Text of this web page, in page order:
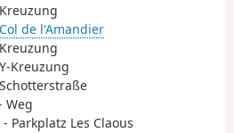
Col de l'Amandier
Kreuzung
Weg
Parkplatz Les Claous